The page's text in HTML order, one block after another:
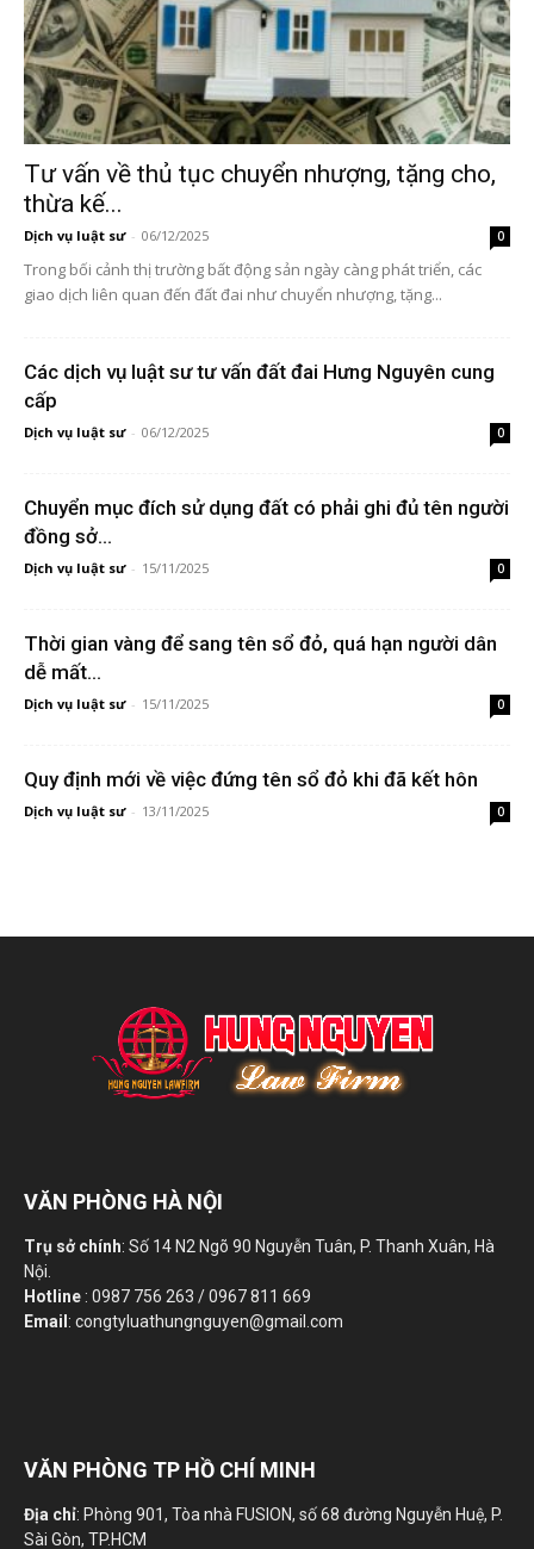
Tư vấn về thủ tục chuyển nhượng, tặng cho,
thừa kế...
Dịch vụ luật sư - 06/12/2025 0
Trong bối cảnh thị trường bất động sản ngày càng phát triển, các
giao dịch liên quan đến đất đai như chuyển nhượng, tặng...
Các dịch vụ luật sư tư vấn đất đai Hưng Nguyên cung
cấp
Dịch vụ luật sư - 06/12/2025 0
Chuyển mục đích sử dụng đất có phải ghi đủ tên người
đồng sở...
Dịch vụ luật sư - 15/11/2025 0
Thời gian vàng để sang tên sổ đỏ, quá hạn người dân
dễ mất...
Dịch vụ luật sư - 15/11/2025 0
Quy định mới về việc đứng tên sổ đỏ khi đã kết hôn
Dịch vụ luật sư - 13/11/2025 0
VĂN PHÒNG HÀ NỘI
Trụ sở chính: Số 14 N2 Ngõ 90 Nguyễn Tuân, P. Thanh Xuân, Hà
Nội.
Hotline : 0987 756 263 / 0967 811 669
Email : congtyluathungnguyen@gmail.com
VĂN PHÒNG TP HỒ CHÍ MINH
Địa chỉ: Phòng 901, Tòa nhà FUSION, số 68 đường Nguyễn Huệ, P.
Sài Gòn, TP.HCM